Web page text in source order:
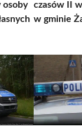
osoby
czasów II
w gminie